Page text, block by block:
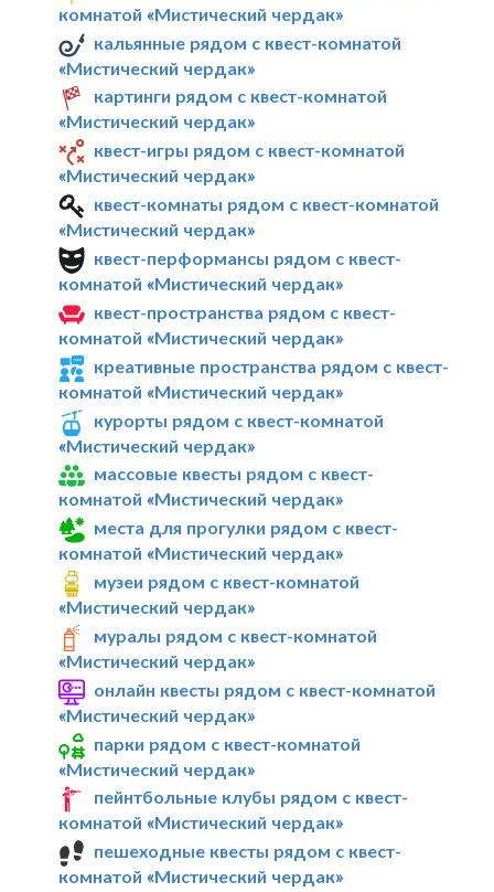
комнатой «Мистический чердак»
кальянные рядом с квест-комнатой
«Мистический чердак»
картинги рядом с квест-комнатой
«Мистический чердак»
квест-игры рядом с квест-комнатой
«Мистический чердак»
квест-комнаты рядом с квест-комнатой
«Мистический чердак»
квест-перформансы рядом с квест-
комнатой «Мистический чердак»
квест-пространства рядом с квест-
комнатой «Мистический чердак»
креативные пространства рядом с квест-
комнатой «Мистический чердак»
курорты рядом с квест-комнатой
«Мистический чердак»
массовые квесты рядом с квест-
комнатой «Мистический чердак»
места для прогулки рядом с квест-
комнатой «Мистический чердак»
музеи рядом с квест-комнатой
«Мистический чердак»
муралы рядом с квест-комнатой
«Мистический чердак»
онлайн квесты рядом с квест-комнатой
«Мистический чердак»
парки рядом с квест-комнатой
«Мистический чердак»
пейнтбольные клубы рядом с квест-
комнатой «Мистический чердак»
пешеходные квесты рядом с квест-
комнатой «Мистический чердак»